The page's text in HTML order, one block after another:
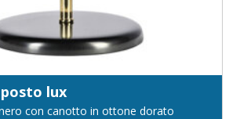
lux
con canotto in ottone dorato